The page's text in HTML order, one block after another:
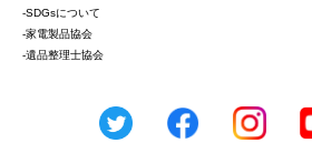
-SDGsについて
-家電製品協会
-遺品整理士協会